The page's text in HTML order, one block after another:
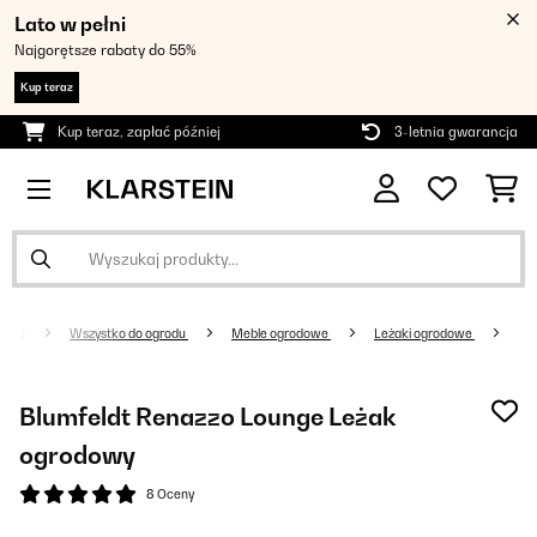
Lato w pełni
Najgorętsze rabaty do 55%
Kup teraz
Kup teraz, zapłać później 3-letnia gwarancja
Wszystko do ogrodu Meble ogrodowe Leżaki ogrodowe
Blumfeldt Renazzo Lounge Leżak
ogrodowy
8 Oceny